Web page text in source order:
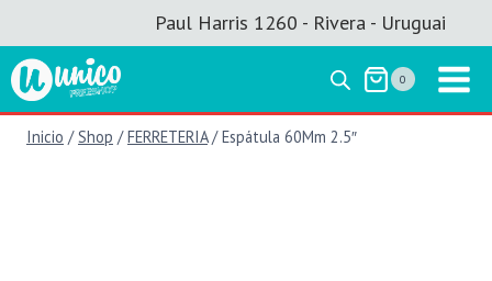
al
contenido
Paul Harris 1260 - Rivera - Uruguai
0
Inicio / Shop / FERRETERIA / Espátula 60Mm 2.5″